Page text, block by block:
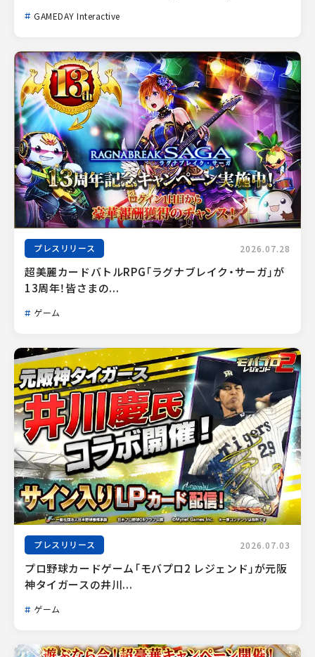
GAMEDAY Interactive
プレスリリース 2026.07.28
超美麗カードバトルRPG「ラグナブレイク・サーガ」が
13周年！皆さまの...
ゲーム
プレスリリース 2026.07.03
プロ野球カードゲーム「モバプロ2 レジェンド」が元阪
神タイガースの井川...
ゲーム